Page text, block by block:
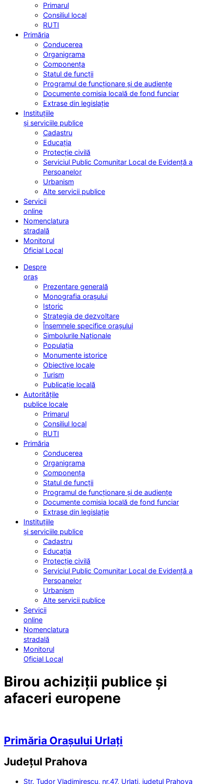
Primarul
Consiliul local
RUTI
Primăria
Conducerea
Organigrama
Componența
Statul de funcții
Programul de funcționare și de audiențe
Documente comisia locală de fond funciar
Extrase din legislație
Instituțiile
și serviciile publice
Cadastru
Educația
Protecție civilă
Serviciul Public Comunitar Local de Evidență a
Persoanelor
Urbanism
Alte servicii publice
Servicii
online
Nomenclatura
stradală
Monitorul
Oficial Local
Despre
oraș
Prezentare generală
Monografia orașului
Istoric
Strategia de dezvoltare
Însemnele specifice orașului
Simbolurile Naționale
Populația
Monumente istorice
Obiective locale
Turism
Publicație locală
Autoritățile
publice locale
Primarul
Consiliul local
RUTI
Primăria
Conducerea
Organigrama
Componența
Statul de funcții
Programul de funcționare și de audiențe
Documente comisia locală de fond funciar
Extrase din legislație
Instituțiile
și serviciile publice
Cadastru
Educația
Protecție civilă
Serviciul Public Comunitar Local de Evidență a
Persoanelor
Urbanism
Alte servicii publice
Servicii
online
Nomenclatura
stradală
Monitorul
Oficial Local
Birou achiziții publice și
afaceri europene
Primăria Orașului Urlați
Județul Prahova
Str. Tudor Vladimirescu, nr.47, Urlați, județul Prahova